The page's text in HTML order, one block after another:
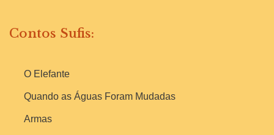
Contos Sufis:
O Elefante
Quando as Águas Foram Mudadas
Armas